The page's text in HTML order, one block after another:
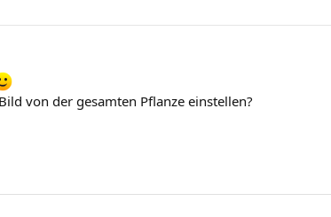
von der gesamten Pflanze einstellen?